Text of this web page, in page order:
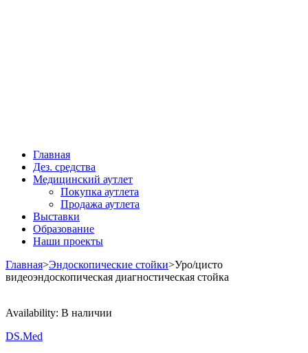
Главная
Дез. средства
Медицинский аутлет
Покупка аутлета
Продажа аутлета
Выставки
Образование
Наши проекты
Главная>Эндоскопические стойки>Уро/цисто
видеоэндоскопическая диагностическая стойка
Availability: В наличии
DS.Med